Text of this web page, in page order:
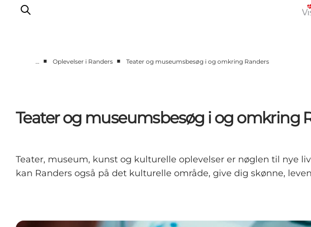
Djursland
Randers
Viborg
Favrskov
… ■ Oplevelser i Randers ■ Teater og museumsbesøg i og omkring Randers
Teater og museumsbesøg i og omkring
Teater, museum, kunst og kulturelle oplevelser er nøglen til nye
kan Randers også på det kulturelle område, give dig skønne,